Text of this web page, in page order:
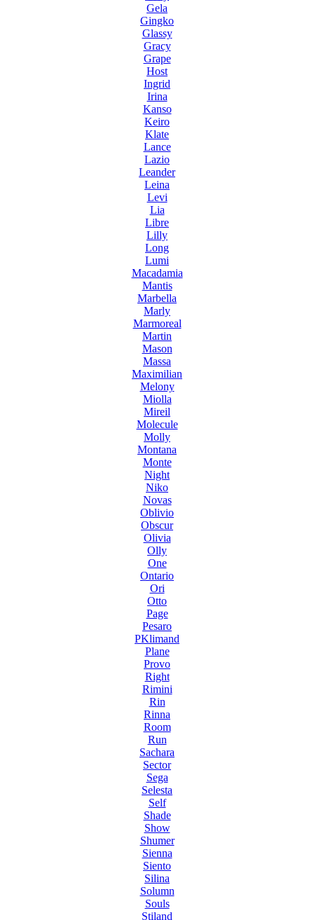
Gela
Gingko
Glassy
Gracy
Grape
Host
Ingrid
Irina
Kanso
Keiro
Klate
Lance
Lazio
Leander
Leina
Levi
Lia
Libre
Lilly
Long
Lumi
Macadamia
Mantis
Marbella
Marly
Marmoreal
Martin
Mason
Massa
Maximilian
Melony
Miolla
Mireil
Molecule
Molly
Montana
Monte
Night
Niko
Novas
Oblivio
Obscur
Olivia
Olly
One
Ontario
Ori
Otto
Page
Pesaro
PKlimand
Plane
Provo
Right
Rimini
Rin
Rinna
Room
Run
Sachara
Sector
Sega
Selesta
Self
Shade
Show
Shumer
Sienna
Siento
Silina
Solumn
Souls
Stiland